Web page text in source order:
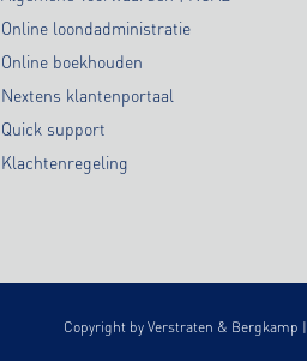
Online loondadministratie
Online boekhouden
Nextens klantenportaal
Quick support
Klachtenregeling
Copyright by Verstraten & Bergkamp